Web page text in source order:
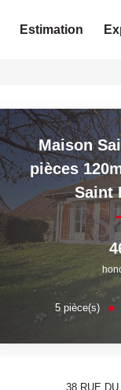
Estimation
Maison
pièces
Saint
5pièce(s)
38 RUE